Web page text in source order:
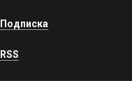
Подписка
RSS